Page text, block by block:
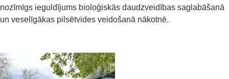
nozīmīgs ieguldījums bioloģiskās daudzveidības saglabāšanā
un veselīgākas pilsētvides veidošanā nākotnē.